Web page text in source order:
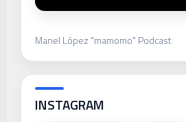
Manel López "mamomo" Podcast
INSTAGRAM